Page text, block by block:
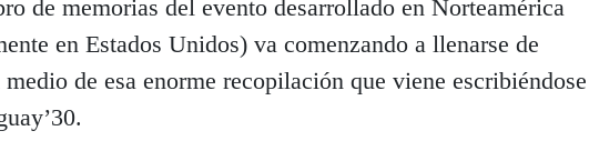
de memorias del evento desarrollado en Norteamérica
en Estados Unidos) va comenzando a llenarse de
medio de esa enorme recopilación que viene escribiéndose